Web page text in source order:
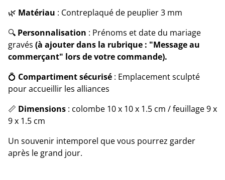
🌿 Matériau : Contreplaqué de peuplier 3 mm
🔍 Personnalisation : Prénoms et date du mariage
gravés (à ajouter dans la rubrique : "Message au
commerçant" lors de votre commande).
💍 Compartiment sécurisé : Emplacement sculpté
pour accueillir les alliances
📏 Dimensions : colombe 10 x 10 x 1.5 cm / feuillage 9 x
9 x 1.5 cm
Un souvenir intemporel que vous pourrez garder
après le grand jour.